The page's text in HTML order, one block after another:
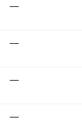
—
—
—
—